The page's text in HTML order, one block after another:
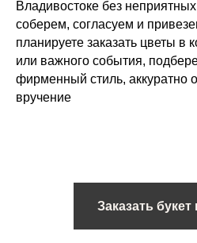
Владивостоке без
соберем, согласуем и
планируете заказать цветы в
или важного события,
фирменный стиль, аккуратно
вручение
Заказать букет